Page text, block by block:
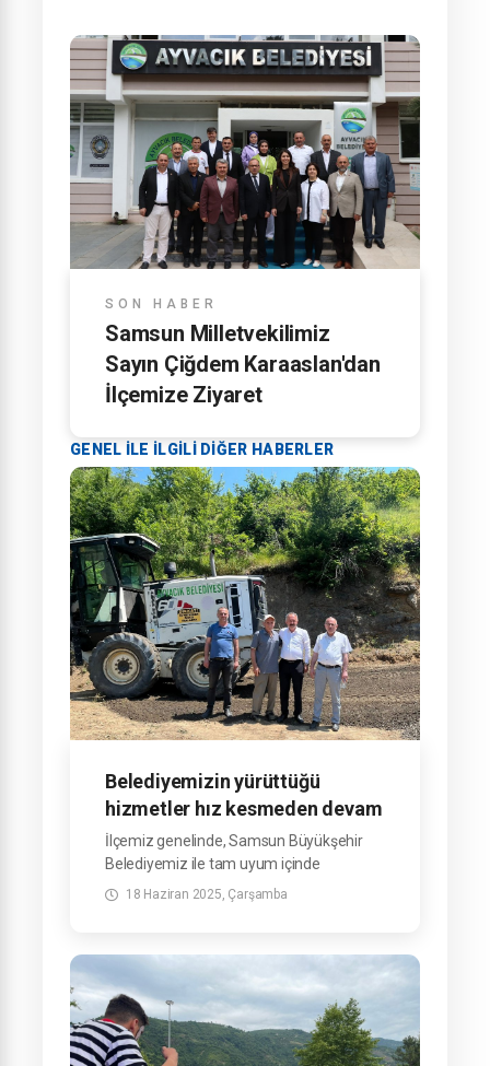
SON HABER
Samsun Milletvekilimiz
Sayın Çiğdem Karaaslan'dan
İlçemize Ziyaret
GENEL ILE ILGILI DIĞER HABERLER
Belediyemizin yürüttüğü
hizmetler hız kesmeden devam
ediyor.
İlçemiz genelinde, Samsun Büyükşehir
Belediyemiz ile tam uyum içinde
yürüttüğümüz hizmetler hız kesmeden
18 Haziran 2025, Çarşamba